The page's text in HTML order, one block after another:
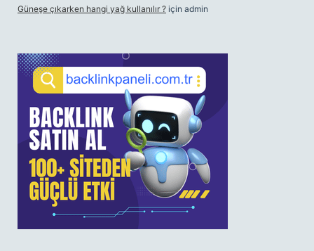
Güneşe çıkarken hangi yağ kullanılır ? için admin